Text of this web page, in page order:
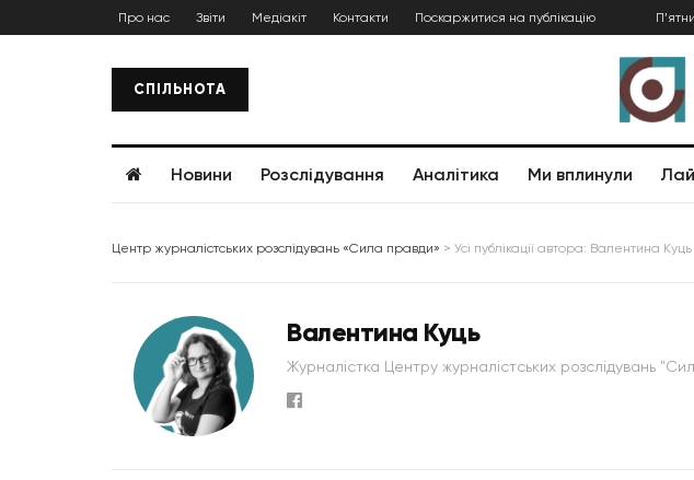
Про нас Звіти Медіакіт Контакти Поскаржитися на публікацію
СПІЛЬНОТА
Новини Розслідування Аналітика Ми вплинули
Центр журналістських розслідувань «Сила правди» > Усі публікації автора: Валентина Куць
Валентина Куць
Журналістка Центру журналістських розслідувань